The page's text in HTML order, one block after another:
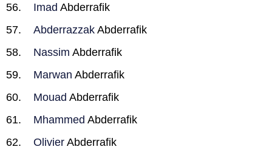
Imad Abderrafik
Abderrazzak Abderrafik
Nassim Abderrafik
Marwan Abderrafik
Mouad Abderrafik
Mhammed Abderrafik
Olivier Abderrafik